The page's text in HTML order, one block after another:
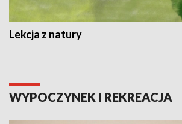
Lekcja z natury
WYPOCZYNEK I REKREACJA